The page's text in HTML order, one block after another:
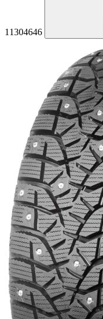
11304646